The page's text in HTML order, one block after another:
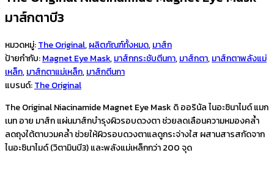
มาส์กตาบี3
หมวดหมู่:The Original,ผลิตภัณฑ์ทั้งหมด,มาส์ก
ป้ายกำกับ:Magnet Eye Mask,มาส์กกระชับตีนกา,มาส์กตา,มาส์กตาพลังแม่
เหล็ก,มาส์กตาแม่เหล็ก,มาส์กตีนกา
แบรนด์:The Original
The Original Niacinamide Magnet Eye Mask ดิ ออรินัล ไนอะซินาไมด์ แมก
เนท อาย มาส์ก แผ่นมาส์กบำรุงผิวรอบดวงตา ช่วยลดเลือนความหมองคล้ำ
ลดถุงใต้ตาบวมคล้ำ ช่วยให้ผิวรอบดวงตาแลดูกระจ่างใส ผสานสารสกัดจาก
ไนอะซินาไมด์ (วิตามินบี3) และพลังแม่เหล็กกว่า 200 จุด